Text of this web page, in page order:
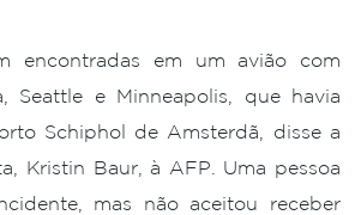
encontradas em um avião com
Seattle e Minneapolis, que havia
Schiphol de Amsterdã, disse a
Kristin Baur, à AFP. Uma pessoa
mas não aceitou receber